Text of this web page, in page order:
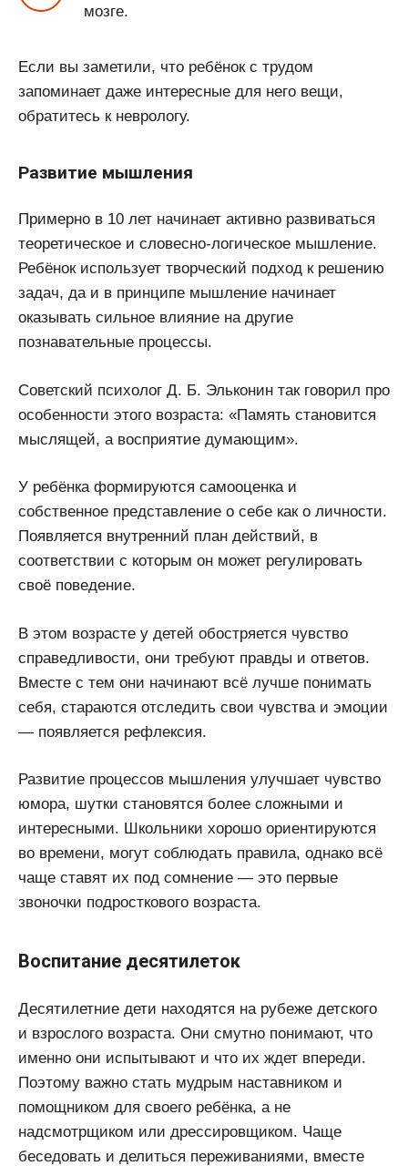
мозге.
Если вы заметили, что ребёнок с трудом
запоминает даже интересные для него вещи,
обратитесь к неврологу.
Развитие мышления
Примерно в 10 лет начинает активно развиваться
теоретическое и словесно-логическое мышление.
Ребёнок использует творческий подход к решению
задач, да и в принципе мышление начинает
оказывать сильное влияние на другие
познавательные процессы.
Советский психолог Д. Б. Эльконин так говорил про
особенности этого возраста: «Память становится
мыслящей, а восприятие думающим».
У ребёнка формируются самооценка и
собственное представление о себе как о личности.
Появляется внутренний план действий, в
соответствии с которым он может регулировать
своё поведение.
В этом возрасте у детей обостряется чувство
справедливости, они требуют правды и ответов.
Вместе с тем они начинают всё лучше понимать
себя, стараются отследить свои чувства и эмоции
— появляется рефлексия.
Развитие процессов мышления улучшает чувство
юмора, шутки становятся более сложными и
интересными. Школьники хорошо ориентируются
во времени, могут соблюдать правила, однако всё
чаще ставят их под сомнение — это первые
звоночки подросткового возраста.
Воспитание десятилеток
Десятилетние дети находятся на рубеже детского
и взрослого возраста. Они смутно понимают, что
именно они испытывают и что их ждет впереди.
Поэтому важно стать мудрым наставником и
помощником для своего ребёнка, а не
надсмотрщиком или дрессировщиком. Чаще
беседовать и делиться переживаниями, вместе